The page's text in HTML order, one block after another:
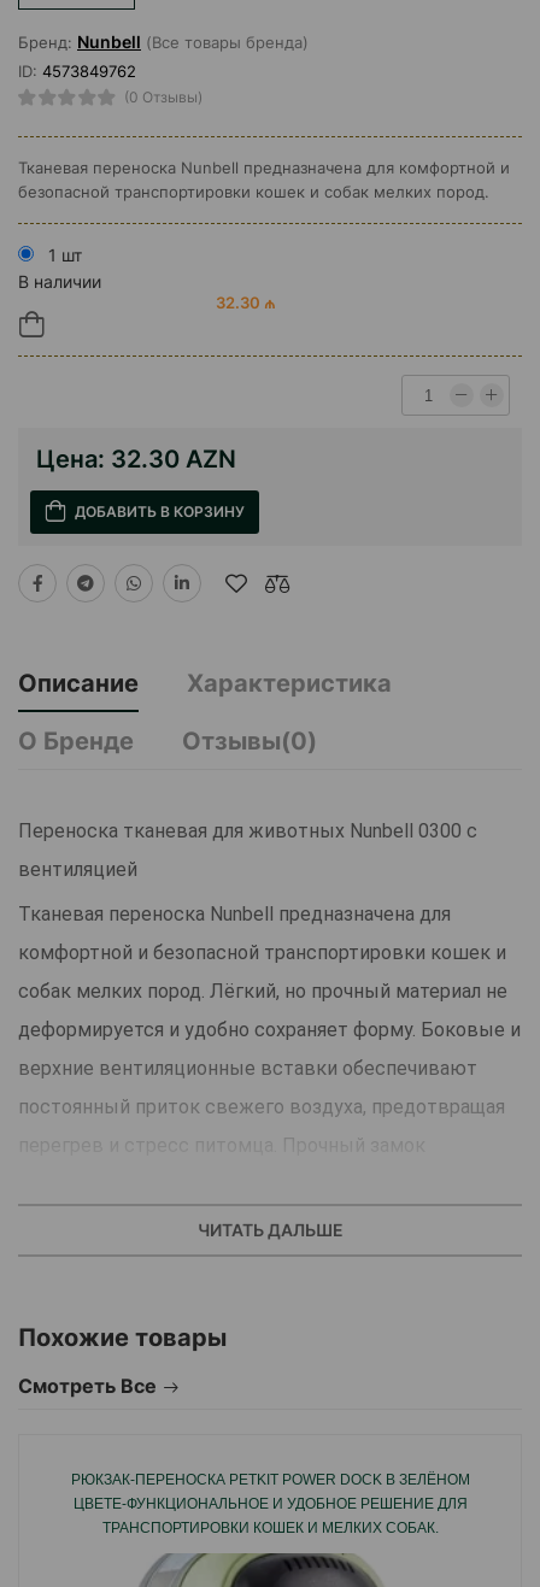
Бренд: Nunbell (Все товары бренда)
ID: 4573849762
(0 Отзывы)
Тканевая переноска Nunbell предназначена для комфортной и
безопасной транспортировки кошек и собак мелких пород.
1 шт
В наличии
32.30 ₼
Цена: 32.30 AZN
ДОБАВИТЬ В КОРЗИНУ
Описание
Характеристика
О Бренде
Отзывы(0)
Переноска тканевая для животных Nunbell 0300 с
вентиляцией
Тканевая переноска Nunbell предназначена для
комфортной и безопасной транспортировки кошек и
собак мелких пород. Лёгкий, но прочный материал не
деформируется и удобно сохраняет форму. Боковые и
верхние вентиляционные вставки обеспечивают
постоянный приток свежего воздуха, предотвращая
перегрев и стресс питомца. Прочный замок
ручка на верхней части делает её удобной для
переноски. Яркий дизайн с отпечатками лап
Основные преимущества
Лёгкая и удобная конструкция
Удобная ручка для переноски
Стильный принт
Тип: переноска для животных
ЧИТАТЬ ДАЛЬШЕ
Похожие товары
Смотреть Все
РЮКЗАК-ПЕРЕНОСКА PETKIT POWER DOCK В ЗЕЛЁНОМ
ЦВЕТЕ-ФУНКЦИОНАЛЬНОЕ И УДОБНОЕ РЕШЕНИЕ ДЛЯ
ТРАНСПОРТИРОВКИ КОШЕК И МЕЛКИХ СОБАК.